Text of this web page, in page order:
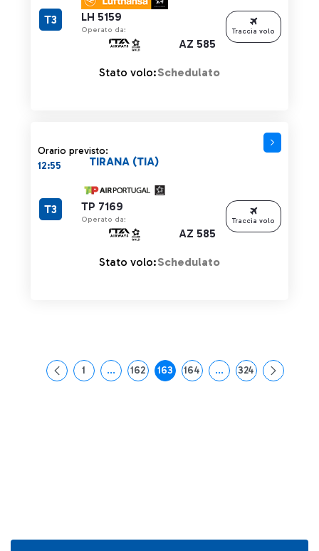
LH 5159
Operato da:
AZ 585
T3
Stato volo:Schedulato
Traccia volo
Orario previsto:
12:55
TP 7169
Operato da:
AZ 585
TIRANA (TIA)
T3
Stato volo:Schedulato
Traccia volo
Pagina
1 ...Pagine intermedie Use TAB to navigate.
Pagina
162 Pagina
163 Pagina
164 ...Pagine intermedie
Pagina
324